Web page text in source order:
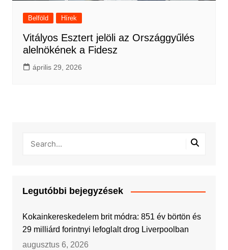
Belföld Hírek
Vitályos Esztert jelöli az Országgyűlés
alelnökének a Fidesz
április 29, 2026
Legutóbbi bejegyzések
Kokainkereskedelem brit módra: 851 év börtön és
29 milliárd forintnyi lefoglalt drog Liverpoolban
augusztus 6, 2026